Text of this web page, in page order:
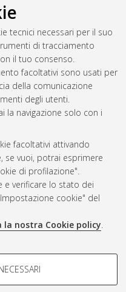
tecnici necessari per il suo
di tracciamento
il tuo consenso.
facoltativi sono usati per
della comunicazione
degli utenti.
la navigazione solo con i
facoltativi attivando
se vuoi, potrai esprimere
di profilazione".
e verificare lo stato dei
cookie" del
la nostra Cookie policy.